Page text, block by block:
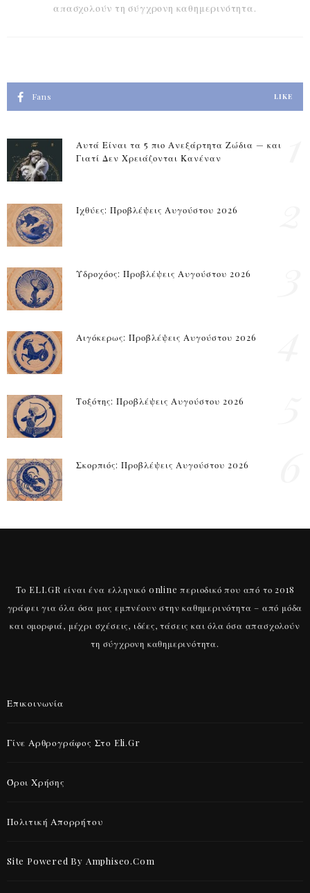
απασχολούν τη σύγχρονη καθημερινότητα.
Fans LIKE
Αυτά Είναι τα 5 πιο Ανεξάρτητα Ζώδια — και
Γιατί Δεν Χρειάζονται Κανέναν
Ιχθύες: Προβλέψεις Αυγούστου 2026
Υδροχόος: Προβλέψεις Αυγούστου 2026
Αιγόκερως: Προβλέψεις Αυγούστου 2026
Τοξότης: Προβλέψεις Αυγούστου 2026
Σκορπιός: Προβλέψεις Αυγούστου 2026
Το ELI.GR είναι ένα ελληνικό online περιοδικό που από το 2018
γράφει για όλα όσα μας εμπνέουν στην καθημερινότητα – από μόδα
και ομορφιά, μέχρι σχέσεις, ιδέες, τάσεις και όλα όσα απασχολούν
τη σύγχρονη καθημερινότητα.
Επικοινωνία
Γίνε Αρθρογράφος Στο Eli.gr
Όροι Χρήσης
Πολιτική Απορρήτου
Site Powered By Amphiseo.com